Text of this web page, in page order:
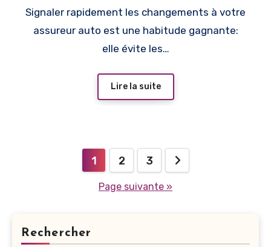
Signaler rapidement les changements à votre
assureur auto est une habitude gagnante:
elle évite les…
Lire la suite
Pagination
1 2 3
Page suivante »
Rechercher